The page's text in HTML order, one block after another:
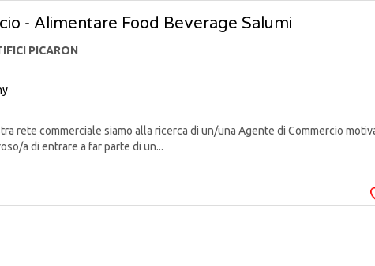
- Alimentare Food Beverage Salumi
PICARON
rete commerciale siamo alla ricerca di un/una Agente di Commercio
a di entrare a far parte di un...